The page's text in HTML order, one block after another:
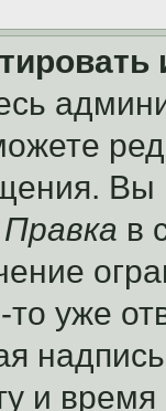
Вы
Правка в
то уже
и